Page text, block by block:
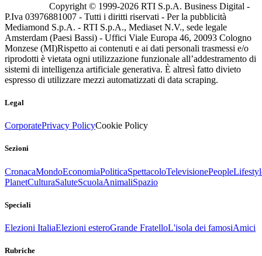
Copyright © 1999-2026 RTI S.p.A. Business Digital -
P.Iva 03976881007 - Tutti i diritti riservati - Per la pubblicità
Mediamond S.p.A. - RTI S.p.A., Mediaset N.V., sede legale
Amsterdam (Paesi Bassi) - Uffici Viale Europa 46, 20093 Cologno
Monzese (MI)Rispetto ai contenuti e ai dati personali trasmessi e/o
riprodotti è vietata ogni utilizzazione funzionale all’addestramento di
sistemi di intelligenza artificiale generativa. È altresì fatto divieto
espresso di utilizzare mezzi automatizzati di data scraping.
Legal
CorporatePrivacy PolicyCookie Policy
Sezioni
CronacaMondoEconomiaPoliticaSpettacoloTelevisionePeople
PlanetCulturaSaluteScuolaAnimaliSpazio
Speciali
Elezioni ItaliaElezioni esteroGrande FratelloL'isola dei famosiAmici
Rubriche